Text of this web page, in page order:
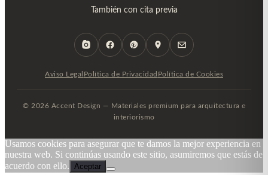
También con cita previa
Aviso Legal Política de Privacidad Política de Cookies
© 2026 Accent Design — Materiales premium para arquitectura e
interiorismo
Usamos cookies para asegurar que te damos la mejor experiencia en
nuestra web. Si continúas usando este sitio, asumiremos que estás de
acuerdo con ello. Aceptar